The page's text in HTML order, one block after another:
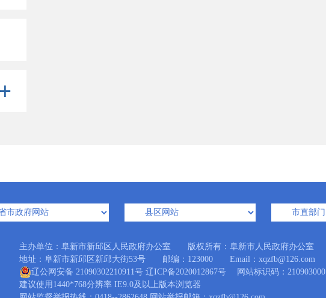
主办单位：阜新市新邱区人民政府办公室 版权所有：阜新市人民政府办公室
地址：阜新市新邱区新邱大街53号 邮编：123000 Email：xqzfb@126.com
辽公网安备 21090302210911号 辽ICP备2020012867号 网站标识码：
建议使用1440*768分辨率 IE9.0及以上版本浏览器